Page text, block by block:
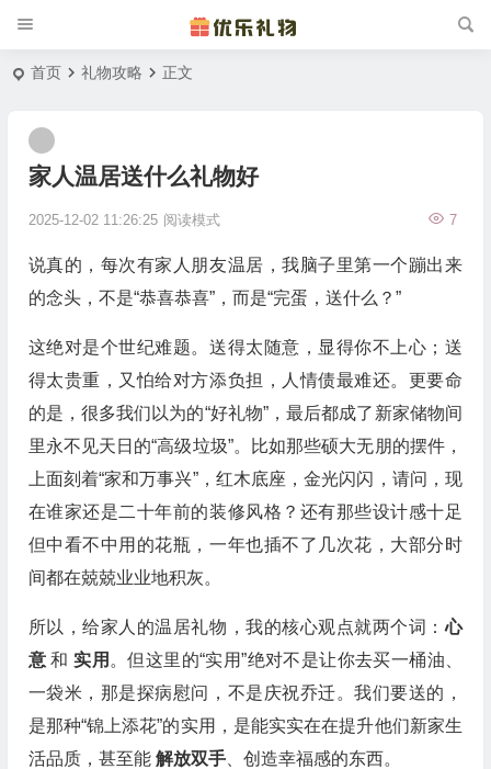
首页 礼物攻略 正文
家人温居送什么礼物好
2025-12-02 11:26:25 7
阅读模式
说真的，每次有家人朋友温居，我脑子里第一个蹦出来
的念头，不是“恭喜恭喜”，而是“完蛋，送什么？”
这绝对是个世纪难题。送得太随意，显得你不上心；送
得太贵重，又怕给对方添负担，人情债最难还。更要命
的是，很多我们以为的“好礼物”，最后都成了新家储物间
里永不见天日的“高级垃圾”。比如那些硕大无朋的摆件，
上面刻着“家和万事兴”，红木底座，金光闪闪，请问，现
在谁家还是二十年前的装修风格？还有那些设计感十足
但中看不中用的花瓶，一年也插不了几次花，大部分时
间都在兢兢业业地积灰。
所以，给家人的温居礼物，我的核心观点就两个词：心
意 和实用 。但这里的“实用”绝对不是让你去买一桶油、
一袋米，那是探病慰问，不是庆祝乔迁。我们要送的，
是那种“锦上添花”的实用，是能实实在在提升他们新家生
活品质，甚至能 解放双手、创造幸福感的东西。